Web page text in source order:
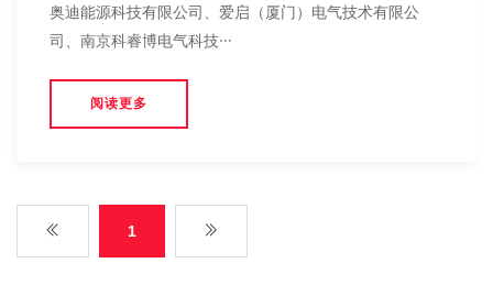
奥迪能源科技有限公司、爱启（厦门）电气技术有限公
司、南京科睿博电气科技···
阅读更多
1